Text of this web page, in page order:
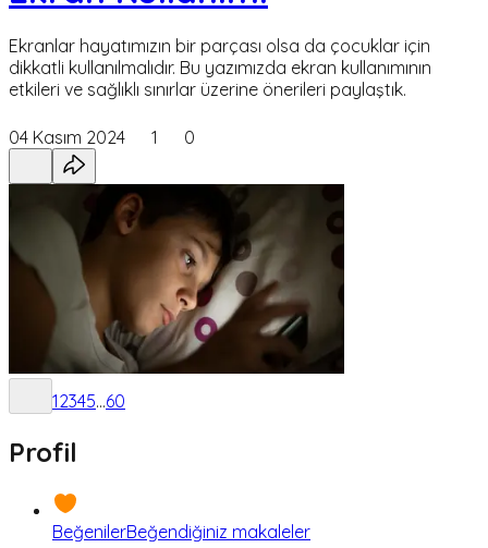
Ekranlar hayatımızın bir parçası olsa da çocuklar için
dikkatli kullanılmalıdır. Bu yazımızda ekran kullanımının
etkileri ve sağlıklı sınırlar üzerine önerileri paylaştık.
04 Kasım 2024 1 0
12345...60
Profil
BeğenilerBeğendiğiniz makaleler